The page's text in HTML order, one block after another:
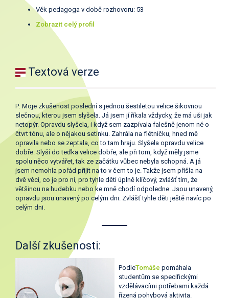
Věk pedagoga v době rozhovoru: 53
Zobrazit celý profil
Textová verze
P: Moje zkušenost poslední s jednou šestiletou velice šikovnou
slečnou, kterou jsem slyšela. Já jsem jí říkala vždycky, že má uši jak
netopýr. Opravdu slyšela, i když sem zazpívala falešně jenom né o
čtvrt tónu, ale o nějakou setinku. Zahrála na flétničku, hned mě
opravila nebo se zeptala, co to tam hraju. Slyšela opravdu velice
dobře. Slyší do teďka velice dobře, ale při tom, když měly jsme
spolu něco vytvářet, tak ze začátku vůbec nebyla schopná. A já
jsem nemohla pořád přijít na to v čem to je. Takže jsem přišla na
dvě věci, co je pro ni, pro tyhle děti úplně klíčový, zvlášť tím, že
většinou na hudebku nebo ke mně chodí odpoledne. Jsou unavený,
opravdu jsou unavený po celým dni. Zvlášť tyhle děti ještě navíc po
celým dni.
Další zkušenosti:
PodleTomáše pomáhala
studentům se specifickými
vzdělávacími potřebami každá
řízená pohybová aktivita.